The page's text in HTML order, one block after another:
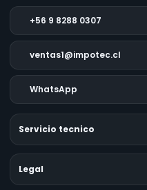
+56 9 8288 0307
ventas1@impotec.cl
WhatsApp
Servicio tecnico
Legal